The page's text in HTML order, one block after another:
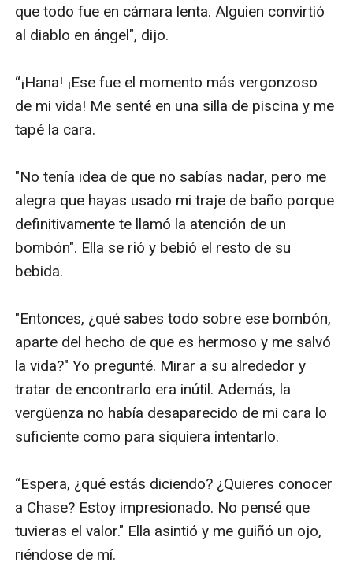
que todo fue en cámara lenta. Alguien convirtió
al diablo en ángel", dijo.
“¡Hana! ¡Ese fue el momento más vergonzoso
de mi vida! Me senté en una silla de piscina y me
tapé la cara.
"No tenía idea de que no sabías nadar, pero me
alegra que hayas usado mi traje de baño porque
definitivamente te llamó la atención de un
bombón". Ella se rió y bebió el resto de su
bebida.
"Entonces, ¿qué sabes todo sobre ese bombón,
aparte del hecho de que es hermoso y me salvó
la vida?" Yo pregunté. Mirar a su alrededor y
tratar de encontrarlo era inútil. Además, la
vergüenza no había desaparecido de mi cara lo
suficiente como para siquiera intentarlo.
“Espera, ¿qué estás diciendo? ¿Quieres conocer
a Chase? Estoy impresionado. No pensé que
tuvieras el valor." Ella asintió y me guiñó un ojo,
riéndose de mí.